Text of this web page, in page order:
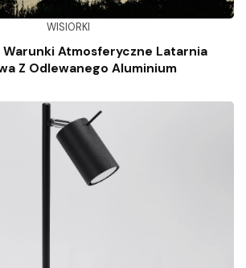
WISIORKI
Warunki Atmosferyczne Latarnia
Z Odlewanego Aluminium